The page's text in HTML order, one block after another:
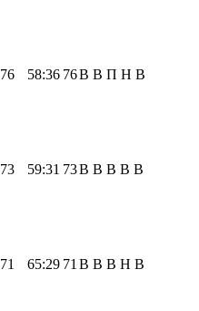
76 58:36 76В В П Н В
73 59:31 73В В В В В
71 65:29 71 В В В Н В